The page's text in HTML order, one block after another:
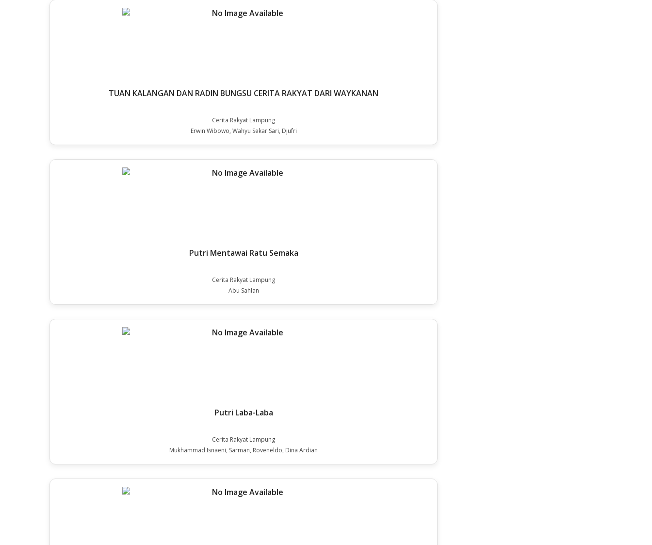
TUAN KALANGAN DAN RADIN BUNGSU CERITA RAKYAT DARI WAYKANAN
Cerita Rakyat Lampung
Erwin Wibowo, Wahyu Sekar Sari, Djufri
Putri Mentawai Ratu Semaka
Cerita Rakyat Lampung
Abu Sahlan
Putri Laba-Laba
Cerita Rakyat Lampung
Mukhammad Isnaeni, Sarman, Roveneldo, Dina Ardian